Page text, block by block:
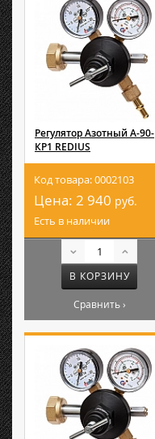
Регулятор Азотный А-90-
КР1 REDIUS
Код товара: 0002103
Цена: 2 940 руб.
Есть в наличии
В КОРЗИНУ
Сравнить ›